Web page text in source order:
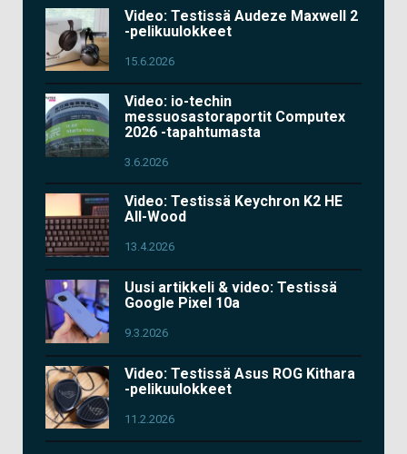
Video: Testissä Audeze Maxwell 2
-pelikuulokkeet
15.6.2026
Video: io-techin
messuosastoraportit Computex
2026 -tapahtumasta
3.6.2026
Video: Testissä Keychron K2 HE
All-Wood
13.4.2026
Uusi artikkeli & video: Testissä
Google Pixel 10a
9.3.2026
Video: Testissä Asus ROG Kithara
-pelikuulokkeet
11.2.2026